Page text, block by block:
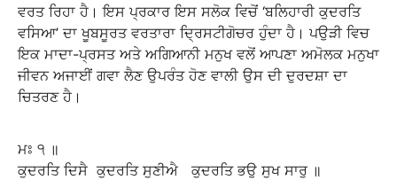
ਵਰਤ ਰਿਹਾ ਹੈ। ਇਸ ਪ੍ਰਕਾਰ ਇਸ ਸਲੋਕ ਵਿਚੋਂ ‘ਬਲਿਹਾਰੀ ਕੁਦਰਤਿ
ਵਸਿਆ’ ਦਾ ਖੂਬਸੂਰਤ ਵਰਤਾਰਾ ਦ੍ਰਿਸਟੀਗੋਚਰ ਹੁੰਦਾ ਹੈ। ਪਉੜੀ ਵਿਚ
ਇਕ ਮਾਦਾ-ਪ੍ਰਸਤ ਅਤੇ ਅਗਿਆਨੀ ਮਨੁਖ ਵਲੋਂ ਆਪਣਾ ਅਮੋਲਕ ਮਨੁਖਾ
ਜੀਵਨ ਅਜਾਈਂ ਗਵਾ ਲੈਣ ਉਪਰੰਤ ਹੋਣ ਵਾਲੀ ਉਸ ਦੀ ਦੁਰਦਸ਼ਾ ਦਾ
ਚਿਤਰਣ ਹੈ।
ਮਃ ੧ ॥
ਕੁਦਰਤਿ ਦਿਸੈ ਕੁਦਰਤਿ ਸੁਣੀਐ ਕੁਦਰਤਿ ਭਉ ਸੁਖ ਸਾਰੁ ॥